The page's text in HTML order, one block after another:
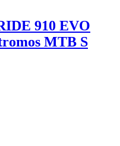
910 EVO
MTB S